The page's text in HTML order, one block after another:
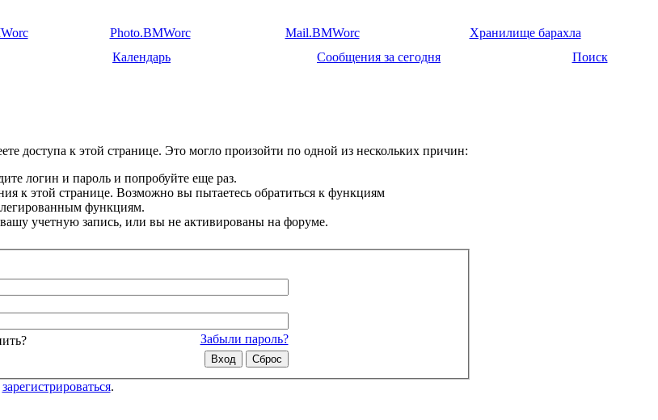
Photo.BMWorc Mail.BMWorc
Хранилище барахла
Календарь Сообщения за сегодня Поиск
доступа к этой странице. Это могло произойти по одной из нескольких причин:
логин и пароль и попробуйте еще раз.
к этой странице. Возможно вы пытаетесь обратиться к функциям
функциям.
учетную запись, или вы не активированы на форуме.
Забыли пароль?
зарегистрироваться.